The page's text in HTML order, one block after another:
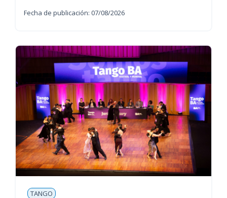
Fecha de publicación: 07/08/2026
TANGO